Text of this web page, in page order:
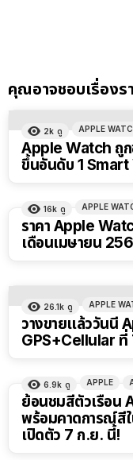
คุณอาจชอบเรื่องร
2k ดู APPLE
Apple Watch ถูก
ขึ้นอันดับ 1 Smart
16k ดู APPLE
ราคา Apple
เดือนเมษายน
26.1k ดู APPLE
วางขายแล้ววันนี้
GPS+Cellular ที่
6.9k ดู APPLE
ย้อนชมสีตัวเรือน
พร้อมคาดการณ์สี
เปิดตัว 7 ก.ย. นี้!